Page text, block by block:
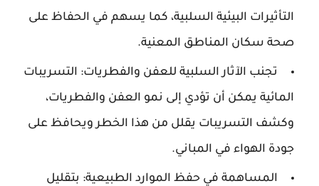
التأثيرات البيئية السلبية، كما يسهم في الحفاظ على
صحة سكان المناطق المعنية.
تجنب الآثار السلبية للعفن والفطريات: التسريبات
المائية يمكن أن تؤدي إلى نمو العفن والفطريات،
وكشف التسريبات يقلل من هذا الخطر ويحافظ على
جودة الهواء في المباني.
المساهمة في حفظ الموارد الطبيعية: بتقليل